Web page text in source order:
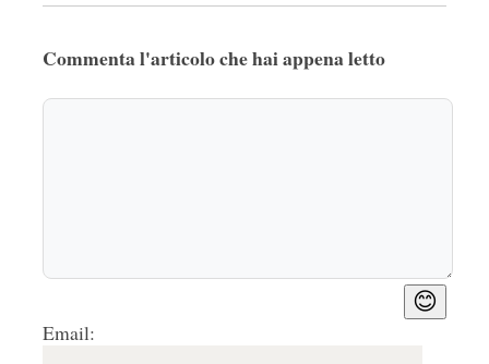
Commenta l'articolo che hai appena letto
😊
Email: